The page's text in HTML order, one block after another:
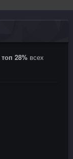
топ 28% всех